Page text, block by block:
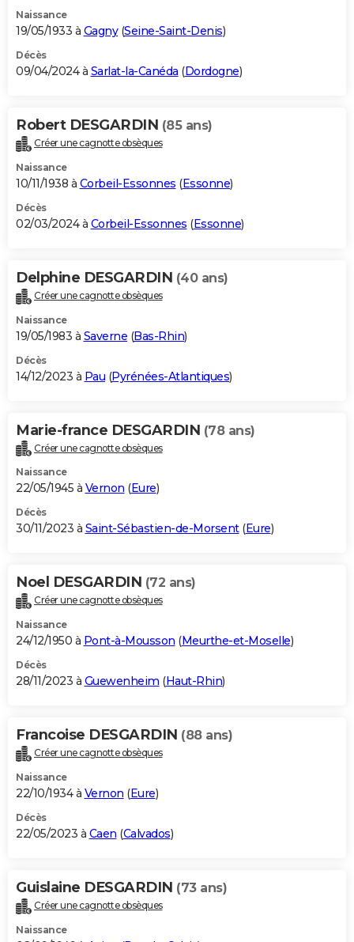
Naissance
19/05/1933 à Gagny(Seine-Saint-Denis)
Décès
09/04/2024 à Sarlat-la-Canéda (Dordogne)
Robert DESGARDIN (85 ans)
Créer une cagnotte obsèques
Naissance
10/11/1938 à Corbeil-Essonnes (Essonne)
Décès
02/03/2024 à Corbeil-Essonnes (Essonne)
Delphine DESGARDIN (40 ans)
Créer une cagnotte obsèques
Naissance
19/05/1983 à Saverne (Bas-Rhin)
Décès
14/12/2023 à Pau (Pyrénées-Atlantiques)
Marie-france DESGARDIN (78 ans)
Créer une cagnotte obsèques
Naissance
22/05/1945 à Vernon (Eure)
Décès
30/11/2023 à Saint-Sébastien-de-Morsent(Eure)
Noel DESGARDIN (72 ans)
Créer une cagnotte obsèques
Naissance
24/12/1950 à Pont-à-Mousson (Meurthe-et-Moselle)
Décès
28/11/2023 à Guewenheim (Haut-Rhin)
Francoise DESGARDIN (88 ans)
Créer une cagnotte obsèques
Naissance
22/10/1934 à Vernon (Eure)
Décès
22/05/2023 à Caen (Calvados)
Guislaine DESGARDIN (73 ans)
Créer une cagnotte obsèques
Naissance